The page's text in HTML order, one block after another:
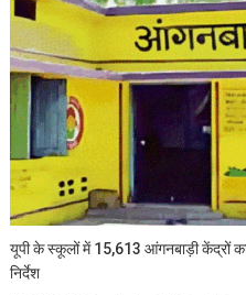
यूपी के स्कूलों में 15,613 आंगनबाड़ी केंद्रों
निर्देश